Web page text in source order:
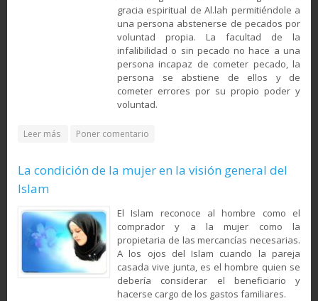
gracia espiritual de Al.lah permitiéndole a
una persona abstenerse de pecados por
voluntad propia. La facultad de la
infalibilidad o sin pecado no hace a una
persona incapaz de cometer pecado, la
persona se abstiene de ellos y de
cometer errores por su propio poder y
voluntad.
Leer más about La Infalibilidad de los profetas y Ahlul Bait según la
Poner comentario
La condición de la mujer en la visión general del
Islam
El Islam reconoce al hombre como el
comprador y a la mujer como la
propietaria de las mercancías necesarias.
A los ojos del Islam cuando la pareja
casada vive junta, es el hombre quien se
debería considerar el beneficiario y
hacerse cargo de los gastos familiares.